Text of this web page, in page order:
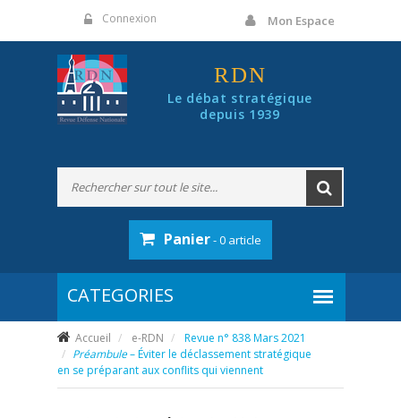
Connexion Mon Espace
RDN
Le débat stratégique
depuis 1939
Panier- 0 article
Accueil e-RDN
Revue n° 838 Mars 2021
Préambule– Éviter le déclassement stratégique
en se préparant aux conflits qui viennent